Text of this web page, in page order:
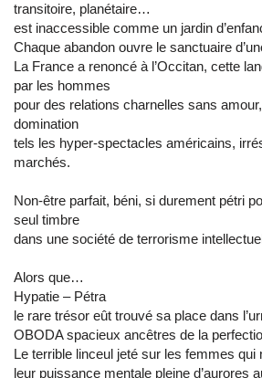
transitoire, planétaire…
est inaccessible comme un jardin
Chaque abandon ouvre le sanctuaire
La France a renoncé à l’Occitan, cette
par les hommes
pour des relations charnelles sans
domination
tels les hyper-spectacles américains,
marchés.
Non-être parfait, béni, si durement pétri
seul timbre
dans une société de terrorisme
Alors que…
Hypatie – Pétra
le rare trésor eût trouvé sa place dans
OBODA spacieux ancêtres de la
Le terrible linceul jeté sur les femmes qui
leur puissance mentale pleine d’aurores